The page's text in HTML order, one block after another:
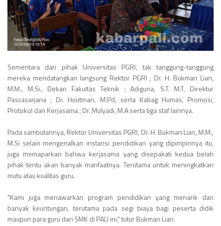
Sementara dari pihak Universitas PGRI, tak tanggung-tanggung
mereka mendatangkan langsung Rektor PGRI ; Dr. H. Bukman Lian,
M.M., M.Si., Dekan Fakultas Teknik ; Adiguna, S.T. M.T, Direktur
Pascasarjana ; Dr. Houtman, M.Pd, serta Kabag Humas, Promosi,
Protokol dan Kerjasama ; Dr. Mulyadi, M.A serta tiga staf lainnya.
Pada sambutannya, Rektor Universitas PGRI, Dr. H. Bukman Lian, M.M.,
M.Si selain mengenalkan instansi pendidikan yang dipimpinnya itu,
juga memaparkan bahwa kerjasama yang disepakati kedua belah
pihak tentu akan banyak manfaatnya. Terutama untuk meningkatkan
mutu atau kualitas guru.
"Kami juga menawarkan program pendidikan yang menarik dan
banyak keuntungan, terutama pada segi biaya bagi peserta didik
maupun para guru dari SMK di PALI ini," tutur Bukman Lian.